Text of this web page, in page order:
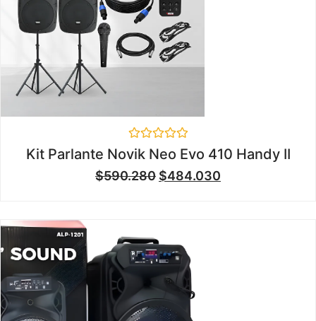
Valorado
en
0
de
Kit Parlante Novik Neo Evo 410 Handy II
$590.280 $484.030